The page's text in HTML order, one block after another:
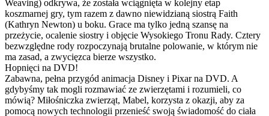
Weaving) odkrywa, że została wciągnięta w kolejny etap
koszmarnej gry, tym razem z dawno niewidzianą siostrą Faith
(Kathryn Newton) u boku. Grace ma tylko jedną szansę na
przeżycie, ocalenie siostry i objęcie Wysokiego Tronu Rady. Cztery
bezwzględne rody rozpoczynają brutalne polowanie, w którym nie
ma zasad, a zwycięzca bierze wszystko.
Hopnięci na DVD!
Zabawna, pełna przygód animacja Disney i Pixar na DVD. A
gdybyśmy tak mogli rozmawiać ze zwierzętami i rozumieli, co
mówią? Miłośniczka zwierząt, Mabel, korzysta z okazji, aby za
pomocą nowych technologii przenieść swoją świadomość do ciała